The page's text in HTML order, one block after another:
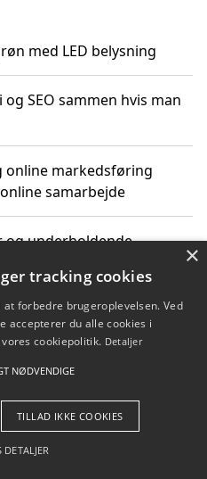
med LED belysning
SEO sammen hvis man
online markedsføring
samarbejde
underholdende
virksomheder fremme
- Pilanto Aps
×
tracking cookies
forbedre brugeroplevelsen. Ved
accepterer du alle cookies i
cookiepolitik. Detaljer
NØDVENDIGE
TILLAD IKKE COOKIES
DETALJER